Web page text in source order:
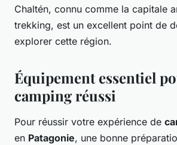
Chaltén, connu comme la capitale
trekking, est un excellent point de
explorer cette région.
Équipement essentiel
camping réussi
Pour réussir votre expérience de
en Patagonie, une bonne